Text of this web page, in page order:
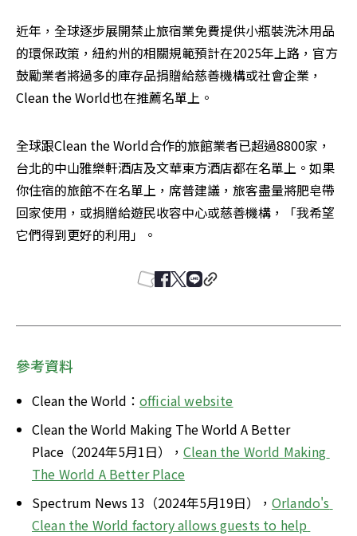
近年，全球逐步展開禁止旅宿業免費提供小瓶裝洗沐用品
的環保政策，紐約州的相關規範預計在2025年上路，官方
鼓勵業者將過多的庫存品捐贈給慈善機構或社會企業，
Clean the World也在推薦名單上。
全球跟Clean the World合作的旅館業者已超過8800家，
台北的中山雅樂軒酒店及文華東方酒店都在名單上。如果
你住宿的旅館不在名單上，席普建議，旅客盡量將肥皂帶
回家使用，或捐贈給遊民收容中心或慈善機構，「我希望
它們得到更好的利用」。
參考資料
Clean the World： official website
Clean the World Making The World A Better
Place（2024年5月1日）， Clean the World Making
The World A Better Place
Spectrum News 13（2024年5月19日）， Orlando's
Clean the World factory allows guests to help